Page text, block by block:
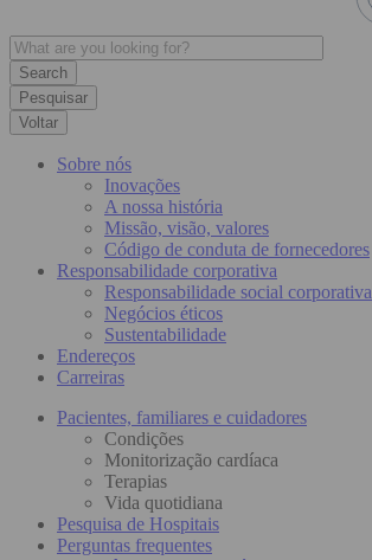
Pesquisar
Voltar
Sobre nós
Inovações
A nossa história
Missão, visão, valores
Código de conduta de fornecedores
Responsabilidade corporativa
Responsabilidade social corporativa
Negócios éticos
Sustentabilidade
Endereços
Carreiras
Pacientes, familiares e cuidadores
Condições
Monitorização cardíaca
Terapias
Vida quotidiana
Pesquisa de Hospitais
Perguntas frequentes